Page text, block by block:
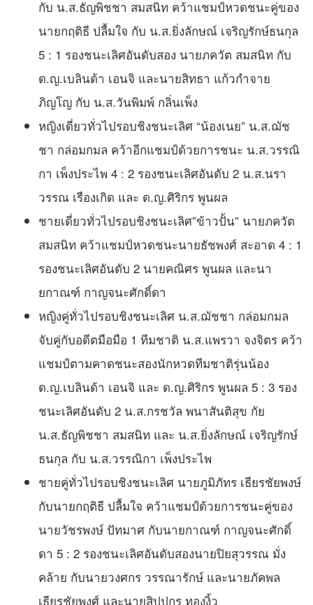
กับ น.ส.ธัญพิชชา สมสนิท คว้าแชมป์หวดชนะคู่ของ
นายกฤติธี ปลื้มใจ กับ น.ส.ยิ่งลักษณ์ เจริญรักษ์ธนกุล
5 : 1 รองชนะเลิศอันดับสอง นายภควัต สมสนิท กับ
ด.ญ.เบลินด้า เอนจิ และนายสิทธา แก้วกำจาย
ภิญโญ กับ น.ส.วันพิมพ์ กลิ่นเพ็ง
หญิงเดี่ยวทั่วไปรอบชิงชนะเลิศ “น้องเนย” น.ส.ฌัช
ชา กล่อมกมล คว้าอีกแชมป์ด้วยการชนะ น.ส.วรรณิ
กา เพ็งประไพ 4 : 2 รองชนะเลิศอันดับ 2 น.ส.นรา
วรรณ เรืองเกิด และ ด.ญ.ศิริกร พูนผล
ชายเดี่ยวทั่วไปรอบชิงชนะเลิศ”ข้าวปั้น” นายภควัต
สมสนิท คว้าแชมป์หวดชนะนายธัชพงศ์ สะอาด 4 : 1
รองชนะเลิศอันดับ 2 นายคณิศร พูนผล และนา
ยกาณฑ์ กาญจนะศักดิ์ดา
หญิงคู่ทั่วไปรอบชิงชนะเลิศ น.ส.ฌัชชา กล่อมกมล
จับคู่กับอดีตมือมือ 1 ทีมชาติ น.ส.แพรวา จงจิตร คว้า
แชมป์ตามคาดชนะสองนักหวดทีมชาติรุ่นน้อง
ด.ญ.เบลินด้า เอนจิ และ ด.ญ.ศิริกร พูนผล 5 : 3 รอง
ชนะเลิศอันดับ 2 น.ส.กรชวัล พนาสันติสุข กัย
น.ส.ธัญพิชชา สมสนิท และ น.ส.ยิ่งลักษณ์ เจริญรักษ์
ธนกุล กับ น.ส.วรรณิกา เพ็งประไพ
ชายคู่ทั่วไปรอบชิงชนะเลิศ นายภูมิภัทร เธียรชัยพงษ์
กับนายกฤติธี ปลื้มใจ คว้าแชมป์ด้วยการชนะคู่ของ
นายวัชรพงษ์ ปัทมาศ กับนายกาณฑ์ กาญจนะศักดิ์
ดา 5 : 2 รองชนะเลิศอันดับสองนายปิยสุวรรณ มั่ง
คล้าย กับนายวงศกร วรรณารักษ์ และนายภัคพล
เธียรชัยพงศ์ และนายสิปปกร ทองงิ้ว